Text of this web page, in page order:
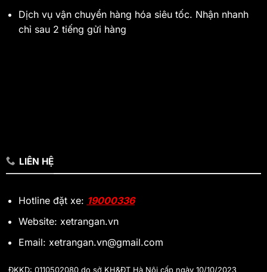
Dịch vụ vận chuyển hàng hóa siêu tốc. Nhận nhanh
chỉ sau 2 tiếng gửi hàng
LIÊN HỆ
Hotline đặt xe: 19000336
Website: xetrangan.vn
Email: xetrangan.vn@gmail.com
ĐKKD: 0110502080 do sở KH&ĐT Hà Nội cấp ngày 10/10/2023